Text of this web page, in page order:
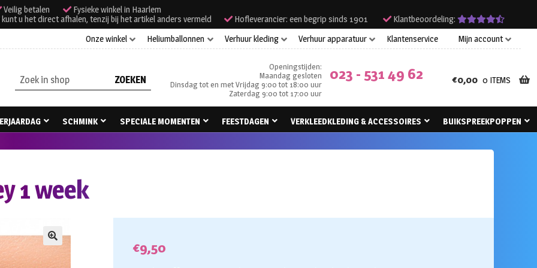
Veilig betalen
Fysieke winkel in Haarlem
u het direct afhalen, tenzij bij het artikel anders vermeld
Hofleverancier: een begrip sinds 1901
Klantbeoordeling:
Onze winkel
Heliumballonnen Verhuur kleding Verhuur apparatuur Klantenservice Mijn account
Zoeken
naar:
Openingstijden:
Maandag gesloten
Dinsdag tot en met Vrijdag 9:00 tot 18:00 uur
Zaterdag 9:00 tot 17:00 uur
023 - 531 49 62 €0,00 0 ITEMS
SCHMINK SPECIALE MOMENTEN FEESTDAGEN VERKLEEDKLEDING & ACCESSOIRES
BUIKSPREEKPOPPEN
1 week
€9,50